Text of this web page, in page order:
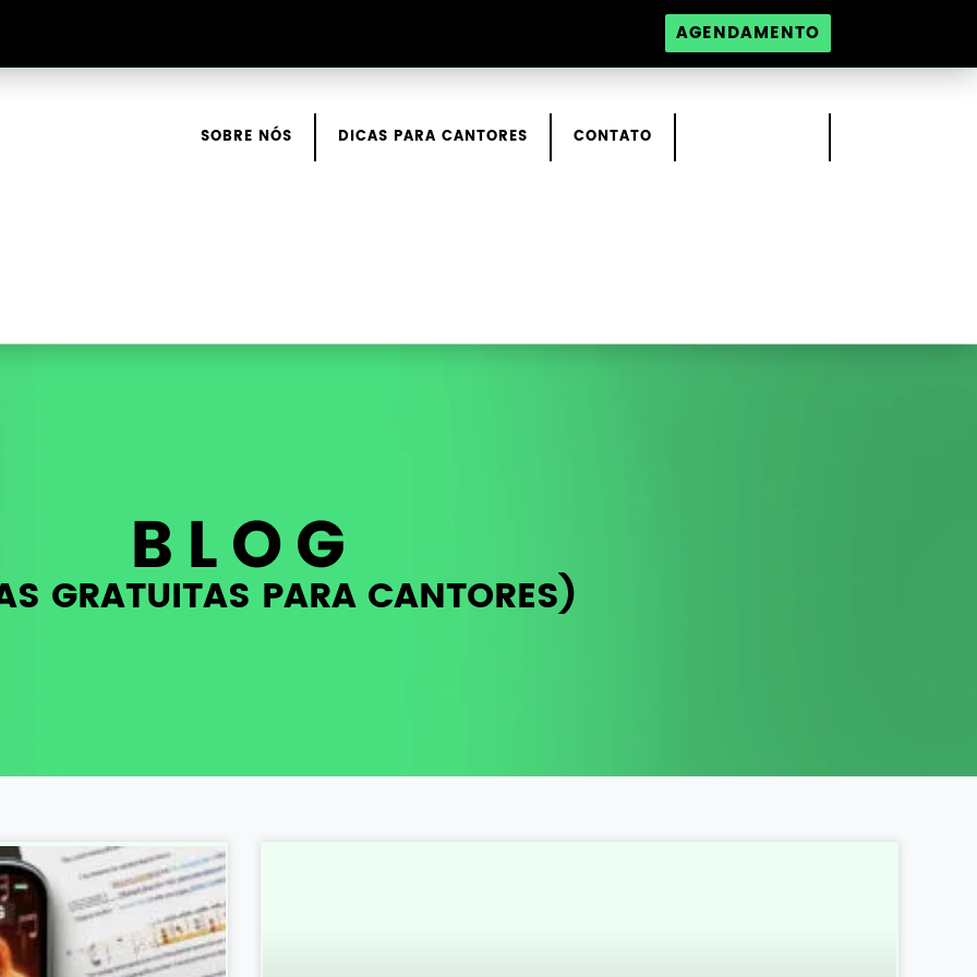
AGENDAMENTO
SOBRE NÓS DICAS PARA CANTORES CONTATO
BLOG
GRATUITAS PARA CANTORES)